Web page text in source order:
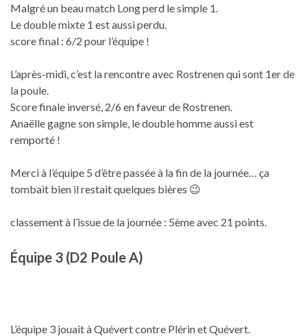
Malgré un beau match Long perd le simple 1.
Le double mixte 1 est aussi perdu.
score final : 6/2 pour l’équipe !
L’après-midi, c’est la rencontre avec Rostrenen qui sont 1er de
la poule.
Score finale inversé, 2/6 en faveur de Rostrenen.
Anaëlle gagne son simple, le double homme aussi est
remporté !
Merci à l’équipe 5 d’être passée à la fin de la journée… ça
tombait bien il restait quelques bières 😉
classement à l’issue de la journée : 5ème avec 21 points.
Équipe 3 (D2 Poule A)
L’équipe 3 jouait à Quévert contre Plérin et Quévert.